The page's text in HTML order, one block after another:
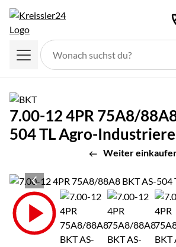
7.00-12 4PR 75A8/
504 TL Agro-
Weiter
Produktgalerie
Zur Kaufbox springen